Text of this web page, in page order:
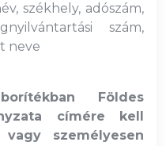
székhely, adószám,
szám,
neve
Földes
címére kell
személyesen